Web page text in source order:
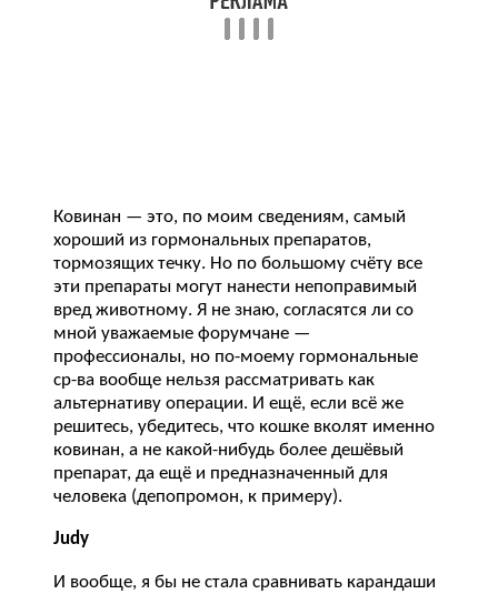
Ковинан — это, по моим сведениям, самый
хороший из гормональных препаратов,
тормозящих течку. Но по большому счёту все
эти препараты могут нанести непоправимый
вред животному. Я не знаю, согласятся ли со
мной уважаемые форумчане —
профессионалы, но по-моему гормональные
ср-ва вообще нельзя рассматривать как
альтернативу операции. И ещё, если всё же
решитесь, убедитесь, что кошке вколят именно
ковинан, а не какой-нибудь более дешёвый
препарат, да ещё и предназначенный для
человека (депопромон, к примеру).
Judy
И вообще, я бы не стала сравнивать карандаши